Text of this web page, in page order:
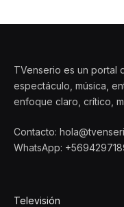
TVenserio es un portal
espectáculo, música,
enfoque claro, crítico,
Contacto:
WhatsApp:
Televisión